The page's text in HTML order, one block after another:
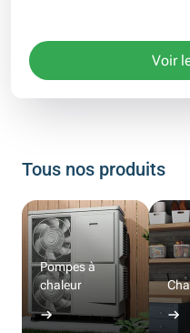
Voir
Tous nos produits
Pompes à
chaleur